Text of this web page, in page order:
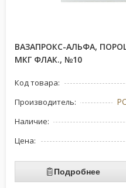
ВАЗАПРОКС-АЛЬФА,
МКГ ФЛАК., №10
Код товара:
Производитель:
Наличие:
Цена:
Подробнее